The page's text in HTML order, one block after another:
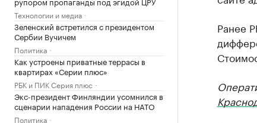
Технологии и медиа
Зеленский встретился с президентом
Сербии Вучичем
Политика
Как устроены приватные террасы в
квартирах «Серии плюс»
РБК и ПИК Серия плюс
Экс-президент Финляндии усомнился в
сценарии нападения России на НАТО
Политика
Ранее